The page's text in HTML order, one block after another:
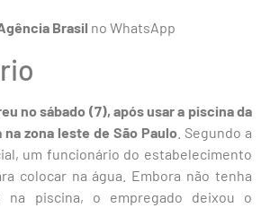
Brasil no WhatsApp
no sábado (7), após usar a piscina da
zona leste de São Paulo . Segundo a
um funcionário do estabelecimento
colocar na água. Embora não tenha
na piscina, o empregado deixou o